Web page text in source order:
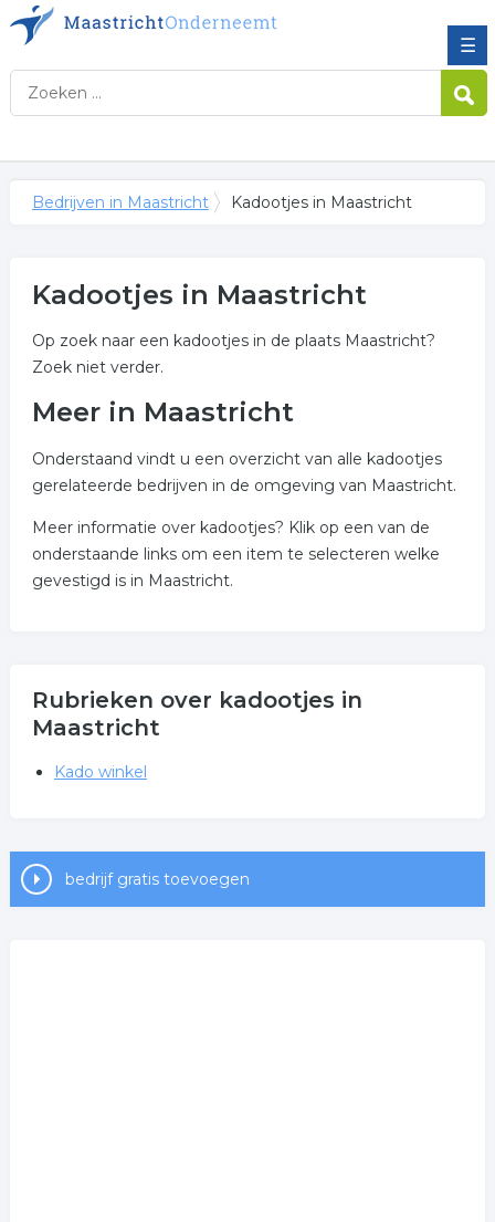
☰
Bedrijven in Maastricht Kadootjes in Maastricht
Kadootjes in Maastricht
Op zoek naar een kadootjes in de plaats Maastricht?
Zoek niet verder.
Meer in Maastricht
Onderstaand vindt u een overzicht van alle kadootjes
gerelateerde bedrijven in de omgeving van Maastricht.
Meer informatie over kadootjes? Klik op een van de
onderstaande links om een item te selecteren welke
gevestigd is in Maastricht.
Rubrieken over kadootjes in
Maastricht
Kado winkel
bedrijf gratis toevoegen